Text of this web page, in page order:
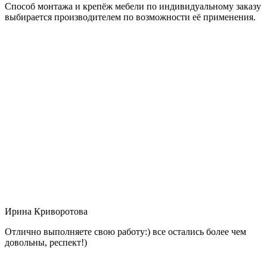
Способ монтажа и крепёж мебели по индивидуальному заказу
выбирается производителем по возможности её применения.
Ирина Криворотова
Отлично выполняете свою работу:) все остались более чем
довольны, респект!)